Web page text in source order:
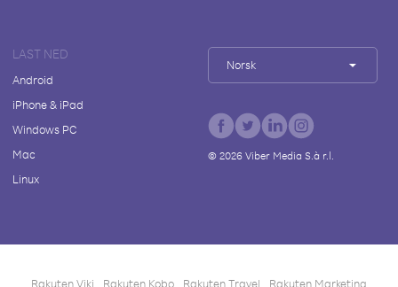
LAST NED
Android
iPhone & iPad
Windows PC
Mac
Linux
Norsk
© 2026Viber Media S.à r.l.
Rakuten Viki Rakuten Kobo Rakuten Travel Rakuten Marketing